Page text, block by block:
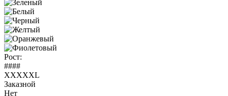
Рост:
####
XXXXXL
Заказной
Нет